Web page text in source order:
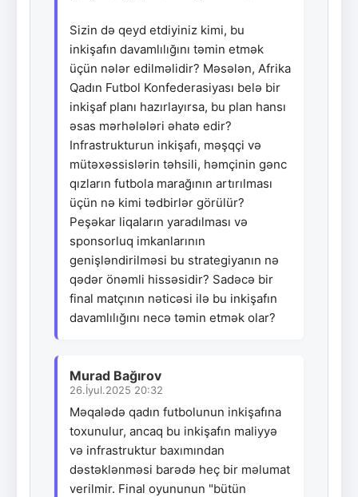
Sizin də qeyd etdiyiniz kimi, bu
inkişafın davamlılığını təmin etmək
üçün nələr edilməlidir? Məsələn, Afrika
Qadın Futbol Konfederasiyası belə bir
inkişaf planı hazırlayırsa, bu plan hansı
əsas mərhələləri əhatə edir?
Infrastrukturun inkişafı, məşqçi və
mütəxəssislərin təhsili, həmçinin gənc
qızların futbola marağının artırılması
üçün nə kimi tədbirlər görülür?
Peşəkar liqaların yaradılması və
sponsorluq imkanlarının
genişləndirilməsi bu strategiyanın nə
qədər önəmli hissəsidir? Sadəcə bir
final matçının nəticəsi ilə bu inkişafın
davamlılığını necə təmin etmək olar?
Murad Bağırov
26.İyul.2025 20:32
Məqalədə qadın futbolunun inkişafına
toxunulur, ancaq bu inkişafın maliyyə
və infrastruktur baxımından
dəstəklənməsi barədə heç bir məlumat
verilmir. Final oyununun "bütün